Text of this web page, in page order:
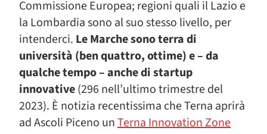
Commissione Europea; regioni quali il Lazio e
la Lombardia sono al suo stesso livello, per
intenderci. Le Marche sono terra di
università (ben quattro, ottime) e – da
qualche tempo – anche di startup
innovative(296 nell’ultimo trimestre del
2023). È notizia recentissima che Terna aprirà
ad Ascoli Piceno unTerna Innovation Zone